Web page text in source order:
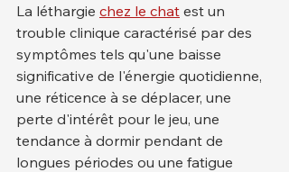
La léthargie chez le chat est un
trouble clinique caractérisé par des
symptômes tels qu'une baisse
significative de l'énergie quotidienne,
une réticence à se déplacer, une
perte d'intérêt pour le jeu, une
tendance à dormir pendant de
longues périodes ou une fatigue